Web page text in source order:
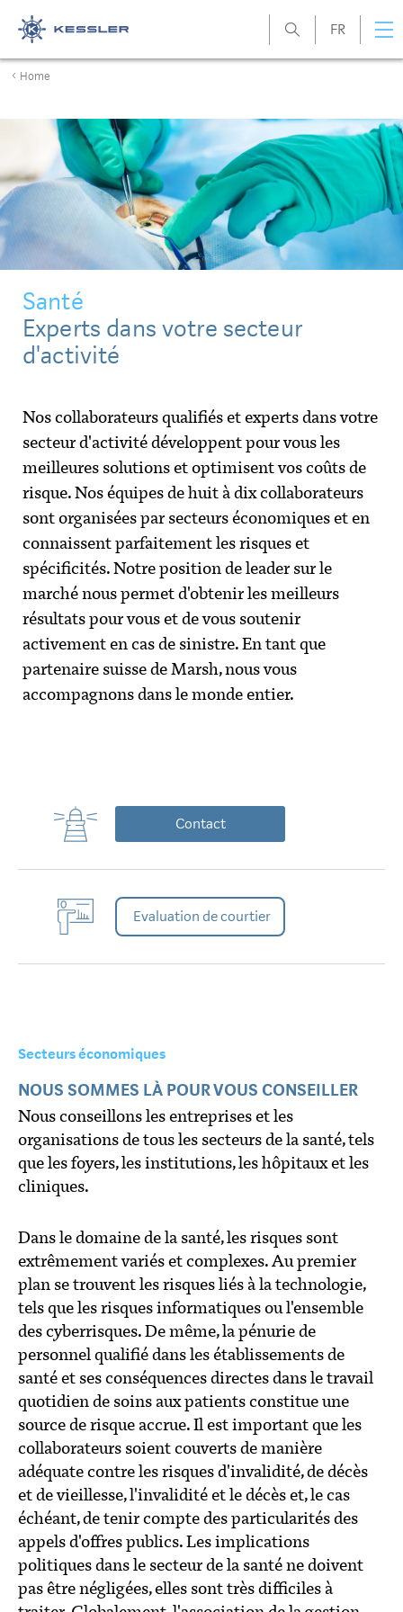
Kessler FR
Home
Santé
Experts dans votre secteur
d'activité
Nos collaborateurs qualifiés et experts dans votre
secteur d'activité développent pour vous les
meilleures solutions et optimisent vos coûts de
risque. Nos équipes de huit à dix collaborateurs
sont organisées par secteurs économiques et en
connaissent parfaitement les risques et
spécificités. Notre position de leader sur le
marché nous permet d'obtenir les meilleurs
résultats pour vous et de vous soutenir
activement en cas de sinistre. En tant que
partenaire suisse de Marsh, nous vous
accompagnons dans le monde entier.
Contact
Evaluation de courtier
Secteurs économiques
NOUS SOMMES LÀ POUR VOUS CONSEILLER
Nous conseillons les entreprises et les
organisations de tous les secteurs de la santé, tels
que les foyers, les institutions, les hôpitaux et les
cliniques.
Dans le domaine de la santé, les risques sont
extrêmement variés et complexes. Au premier
plan se trouvent les risques liés à la technologie,
tels que les risques informatiques ou l'ensemble
des cyberrisques. De même, la pénurie de
personnel qualifié dans les établissements de
santé et ses conséquences directes dans le travail
quotidien de soins aux patients constitue une
source de risque accrue. Il est important que les
collaborateurs soient couverts de manière
adéquate contre les risques d'invalidité, de décès
et de vieillesse, l'invalidité et le décès et, le cas
échéant, de tenir compte des particularités des
appels d'offres publics. Les implications
politiques dans le secteur de la santé ne doivent
pas être négligées, elles sont très difficiles à